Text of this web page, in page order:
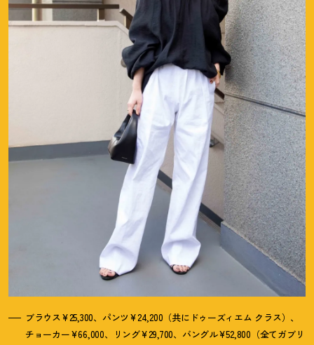
ブラウス¥25,300、パンツ¥24,200（共にドゥーズィエム クラス）、
チョーカー¥66,000、リング¥29,700、バングル¥52,800（全てガブリ